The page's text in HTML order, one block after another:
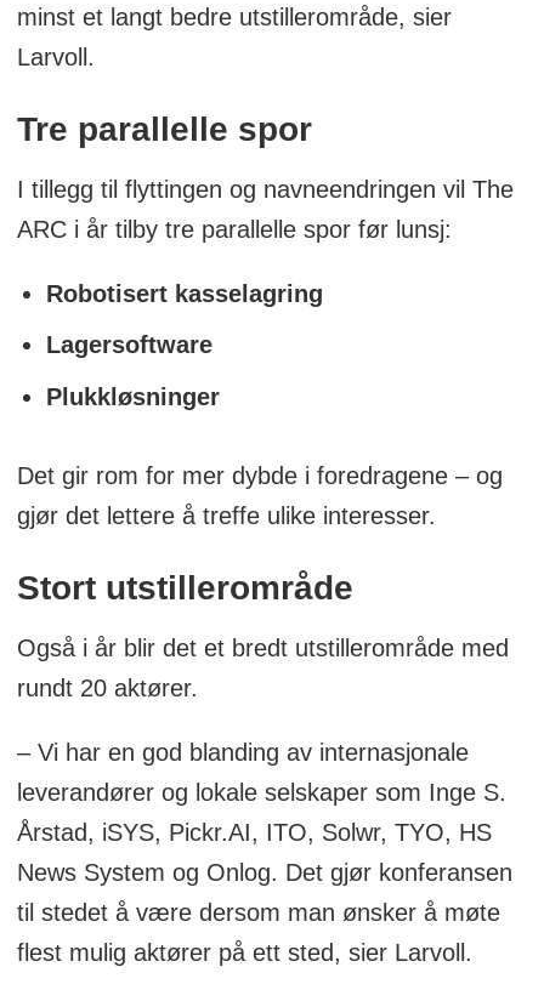
minst et langt bedre utstillerområde, sier
Larvoll.
Tre parallelle spor
I tillegg til flyttingen og navneendringen vil The
ARC i år tilby tre parallelle spor før lunsj:
Robotisert kasselagring
Lagersoftware
Plukkløsninger
Det gir rom for mer dybde i foredragene – og
gjør det lettere å treffe ulike interesser.
Stort utstillerområde
Også i år blir det et bredt utstillerområde med
rundt 20 aktører.
– Vi har en god blanding av internasjonale
leverandører og lokale selskaper som Inge S.
Årstad, iSYS, Pickr.AI, ITO, Solwr, TYO, HS
News System og Onlog. Det gjør konferansen
til stedet å være dersom man ønsker å møte
flest mulig aktører på ett sted, sier Larvoll.